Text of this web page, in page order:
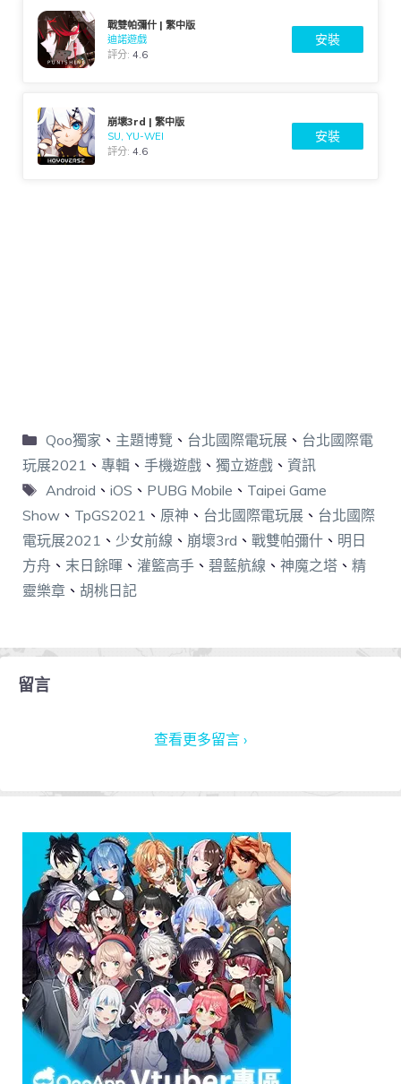
戰雙帕彌什 | 繁中版
迪諾遊戲
評分:4.6
安裝
崩壞3rd | 繁中版
SU, YU-WEI
評分:4.6
安裝
Qoo獨家 、 主題博覽 、 台北國際電玩展、 台北國際電
玩展2021 、 專輯 、 手機遊戲 、 獨立遊戲 、 資訊
Android 、 iOS 、 PUBG Mobile 、 Taipei Game
Show 、 TpGS2021 、 原神 、 台北國際電玩展 、 台北國際
電玩展2021 、 少女前線 、 崩壞3rd 、 戰雙帕彌什 、 明日
方舟 、 末日餘暉 、 灌籃高手 、 碧藍航線 、 神魔之塔 、 精
靈樂章 、 胡桃日記
留言
查看更多留言 ›